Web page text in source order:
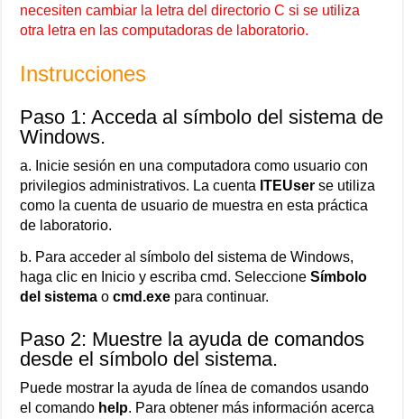
necesiten cambiar la letra del directorio C si se utiliza
otra letra en las computadoras de laboratorio.
Instrucciones
Paso 1: Acceda al símbolo del sistema de
Windows.
a. Inicie sesión en una computadora como usuario con
privilegios administrativos. La cuenta ITEUser se utiliza
como la cuenta de usuario de muestra en esta práctica
de laboratorio.
b. Para acceder al símbolo del sistema de Windows,
haga clic en Inicio y escriba cmd. SeleccioneSímbolo
del sistema ocmd.exe para continuar.
Paso 2: Muestre la ayuda de comandos
desde el símbolo del sistema.
Puede mostrar la ayuda de línea de comandos usando
el comando help. Para obtener más información acerca